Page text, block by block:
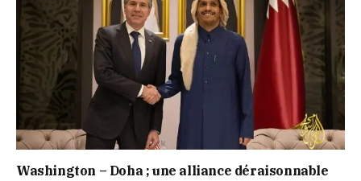
Washington – Doha ; une alliance déraisonnable